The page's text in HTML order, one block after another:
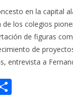
en la capital
de los colegios
de figuras
de
entrevista a